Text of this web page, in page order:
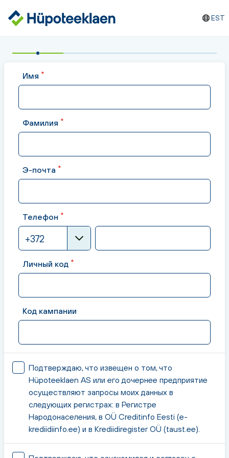
EST
Имя *
Фамилия *
Э-почта *
Телефон *
+372
Личный код *
Код кампании
Подтверждаю, что извещен о том, что
Hüpoteeklaen AS или его дочернее предприятие
осуществляют запросы моих данных в
следующих регистрах: в Регистре
Народонаселения, в OÜ Creditinfo Eesti (e-
krediidiinfo.ee) и в Krediidiregister OÜ (taust.ee).